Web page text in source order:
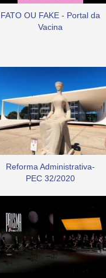
FATO OU FAKE - Portal da
Vacina
Reforma Administrativa-
PEC 32/2020